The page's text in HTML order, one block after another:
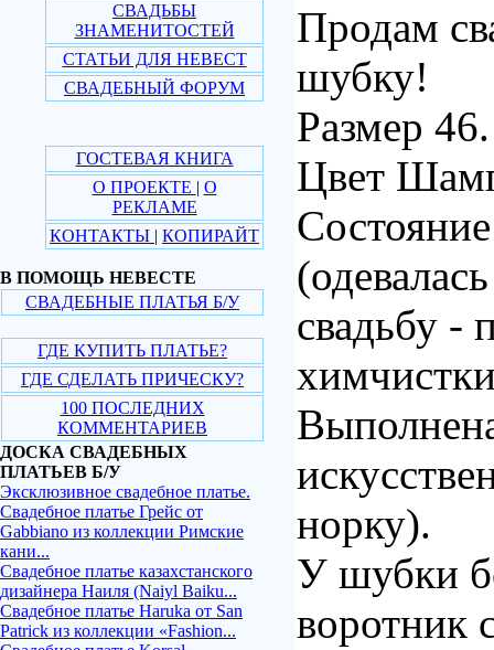
СВАДЬБЫ
ЗНАМЕНИТОСТЕЙ
СТАТЬИ ДЛЯ НЕВЕСТ
СВАДЕБНЫЙ ФОРУМ
ГОСТЕВАЯ КНИГА
О ПРОЕКТЕ | О
РЕКЛАМЕ
КОНТАКТЫ | КОПИРАЙТ
В ПОМОЩЬ НЕВЕСТЕ
СВАДЕБНЫЕ ПЛАТЬЯ Б/У
ГДЕ КУПИТЬ ПЛАТЬЕ?
ГДЕ СДЕЛАТЬ ПРИЧЕСКУ?
100 ПОСЛЕДНИХ
КОММЕНТАРИЕВ
ДОСКА СВАДЕБНЫХ
ПЛАТЬЕВ Б/У
Эксклюзивное свадебное платье.
Свадебное платье Грейс от
Gabbiano из коллекции Римские
кани...
Свадебное платье казахстанского
дизайнера Наиля (Naiyl Baiku...
Свадебное платье Haruka от San
Patrick из коллекции «Fashion...
Продам
шубку!
Размер 46.
Цвет
свадьбу -
норку).
У шубки
воротник